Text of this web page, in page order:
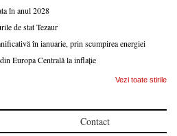
în anul 2028
de stat Tezaur
în ianuarie, prin scumpirea energiei
Europa Centrală la inflație
Vezi toate stirile
Contact